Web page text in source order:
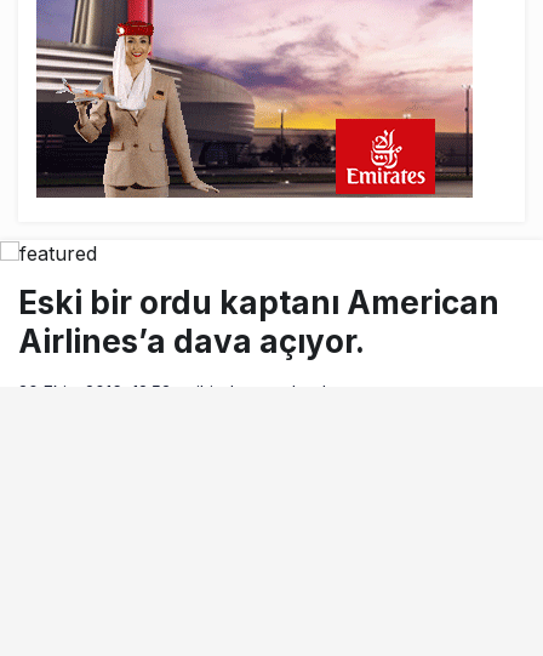
Eski bir ordu kaptanı American
Airlines’a dava açıyor.
30 Ekim 2016, 12:53
tarihinde yayınlandı